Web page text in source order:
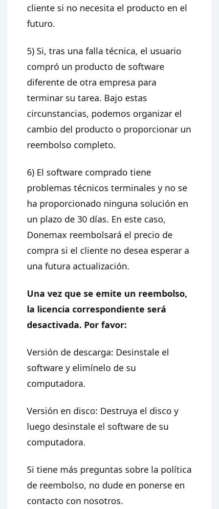
cliente si no necesita el producto en el
futuro.
5) Si, tras una falla técnica, el usuario
compró un producto de software
diferente de otra empresa para
terminar su tarea. Bajo estas
circunstancias, podemos organizar el
cambio del producto o proporcionar un
reembolso completo.
6) El software comprado tiene
problemas técnicos terminales y no se
ha proporcionado ninguna solución en
un plazo de 30 días. En este caso,
Donemax reembolsará el precio de
compra si el cliente no desea esperar a
una futura actualización.
Una vez que se emite un reembolso,
la licencia correspondiente será
desactivada. Por favor:
Versión de descarga: Desinstale el
software y elimínelo de su
computadora.
Versión en disco: Destruya el disco y
luego desinstale el software de su
computadora.
Si tiene más preguntas sobre la política
de reembolso, no dude en ponerse en
contacto con nosotros.